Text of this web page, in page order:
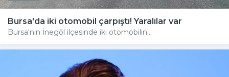
Bursa'da iki otomobil çarpıştı! Yaralılar var
Bursa'nın İnegöl ilçesinde iki otomobilin...